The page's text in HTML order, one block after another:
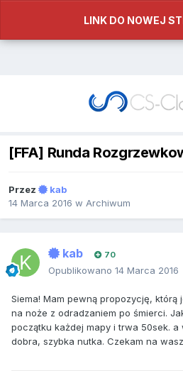
LINK DO NOWEJ
[FFA] Runda
Przez
kab
14 Marca 2016 w Archiwum
kab 70
Opublikowano 14 Marca 2016
Siema! Mam pewną propozycję,
na noże z odradzaniem po śmierci.
początku każdej mapy i trwa 50sek. a
dobra, szybka nutka. Czekam na